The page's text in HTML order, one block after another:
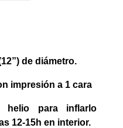
de diámetro.
impresión a 1 cara
helio para inflarlo
12-15h en interior.